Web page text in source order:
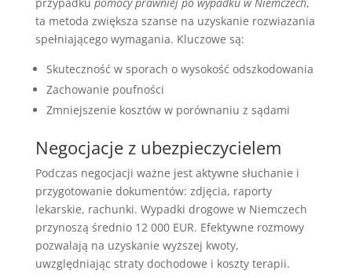
ta metoda zwiększa szanse na uzyskanie rozwiazania
spełniającego wymagania. Kluczowe są:
Skuteczność w sporach o wysokość odszkodowania
Zachowanie poufności
Zmniejszenie kosztów w porównaniu z sądami
Negocjacje z ubezpieczycielem
Podczas negocjacji ważne jest aktywne słuchanie i
przygotowanie dokumentów: zdjęcia, raporty
lekarskie, rachunki. Wypadki drogowe w Niemczech
przynoszą średnio 12 000 EUR. Efektywne rozmowy
pozwalają na uzyskanie wyższej kwoty,
uwzględniając straty dochodowe i koszty terapii.